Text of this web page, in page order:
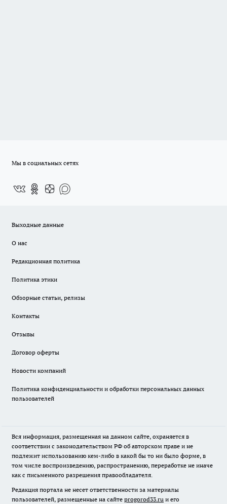
Мы в социальных сетях
Выходные данные
О нас
Редакционная политика
Политика этики
Обзорные статьи, релизы
Контакты
Отзывы
Договор оферты
Новости компаний
Политика конфиденциальности и обработки персональных данных
пользователей
Вся информация, размещенная на данном сайте, охраняется в
соответствии с законодательством РФ об авторском праве и не
подлежит использованию кем-либо в какой бы то ни было форме, в
том числе воспроизведению, распространению, переработке не иначе
как с письменного разрешения правообладателя.
Редакция портала не несет ответственности за материалы
пользователей, размещенные на сайте progorod33.ru и его